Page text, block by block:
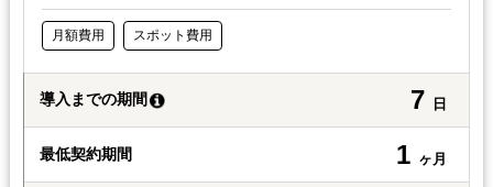
月額費用 スポット費用
導入までの期間 7 日
最低契約期間 1 ヶ月